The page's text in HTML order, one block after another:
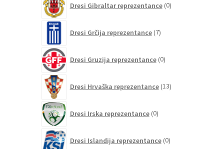
Dresi Gibraltar reprezentance 0izdelkov
Dresi Grčija reprezentance 7izdelkov
Dresi Gruzija reprezentance 0izdelkov
Dresi Hrvaška reprezentance 13izdelkov
Dresi Irska reprezentance 0izdelkov
Dresi Islandija reprezentance 0izdelkov